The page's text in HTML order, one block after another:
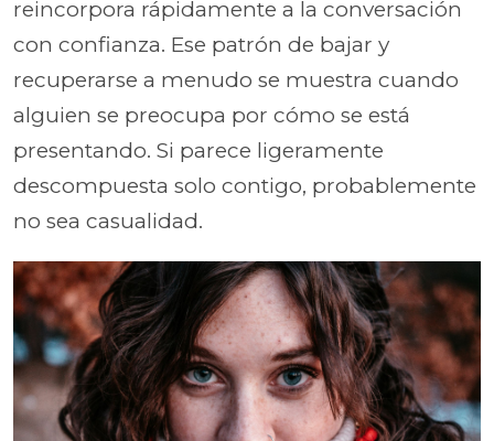
reincorpora rápidamente a la conversación
con confianza. Ese patrón de bajar y
recuperarse a menudo se muestra cuando
alguien se preocupa por cómo se está
presentando. Si parece ligeramente
descompuesta solo contigo, probablemente
no sea casualidad.